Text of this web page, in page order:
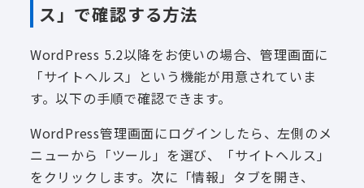
ス」で確認する方法
WordPress 5.2以降をお使いの場合、管理画面に
「サイトヘルス」という機能が用意されていま
す。以下の手順で確認できます。
WordPress管理画面にログインしたら、左側のメ
ニューから「ツール」を選び、「サイトヘルス」
をクリックします。次に「情報」タブを開き、